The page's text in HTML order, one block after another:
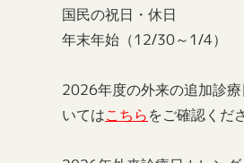
国民の祝日・休日
年末年始（12/30～1/4）
2026年度の外来の追加診
いてはこちらをご確認くだ